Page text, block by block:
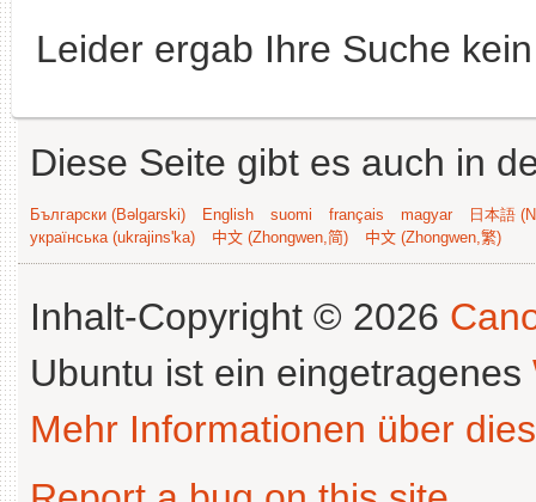
Leider ergab Ihre Suche
Diese Seite gibt es auch in
Български (Bəlgarski) English suomi français magyar
日本語
українська (ukrajins'ka)
中文 (Zhongwen,简) 中文 (Zhongwen,繁)
Inhalt-Copyright © 2026
Ubuntu ist ein eingetragenes
Mehr Informationen über